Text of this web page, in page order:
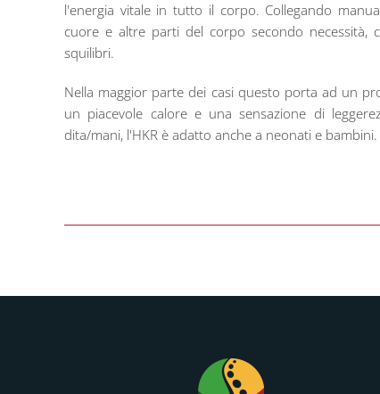
l'energia vitale in tutto il corpo. Collegando
cuore e altre parti del corpo secondo
squilibri.
Nella maggior parte dei casi questo porta ad un
un piacevole calore e una sensazione di
dita/mani, l'HKR è adatto anche a neonati e bambini.